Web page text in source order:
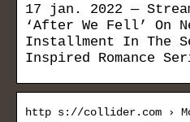
17 jan. 2022 —
‘After We Fell’ On
Installment In The
Inspired Romance
http s://collider.com ›